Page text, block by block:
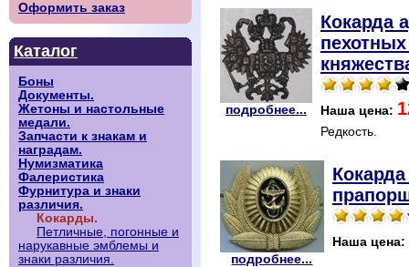
Оформить заказ
Каталог
Боны
Документы.
Жетоны и настольные
медали.
Запчасти к знакам и
наградам.
Нумизматика
Фалеристика
Фурнитура и знаки
различия.
Кокарды.
Петличные, погонные и
нарукавные эмблемы и
знаки различия.
подробнее...
Кокарда
Наша цена:
Редкость.
подробнее...
Наша цена: